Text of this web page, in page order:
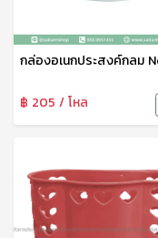
฿ 205 / โหล